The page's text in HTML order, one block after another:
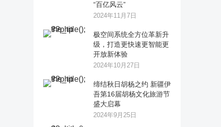
“百亿风云”
2024年11月7日
极空间系统全方位革新升
级，打造更快速更智能更
开放新体验
2024年10月27日
缔结秋日胡杨之约 新疆伊
吾第16届胡杨文化旅游节
盛大启幕
2024年9月25日